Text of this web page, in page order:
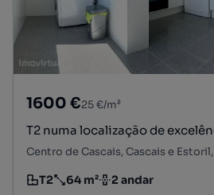
1600 €25 €/m²
T2 numa localização de
Centro de Cascais, Cascais e
Tipologia
T2
Preço por metro quadrado
64 m²
Andar 2 andar